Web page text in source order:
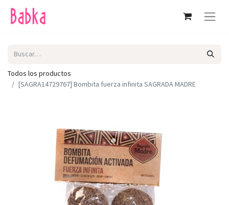
Todos los productos
[SAGRA14729767] Bombita fuerza infinita SAGRADA MADRE